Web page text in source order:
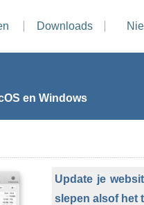
Downloads
en Windows
Update je
slepen alsof het